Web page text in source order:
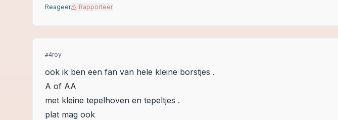
Reageer Rapporteer
#4roy
ook ik ben een fan van hele kleine borstjes .
A of AA
met kleine tepelhoven en tepeltjes .
plat mag ook